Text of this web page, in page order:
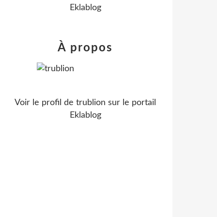
Eklablog
À propos
Voir le profil de trublion sur le portail
Eklablog